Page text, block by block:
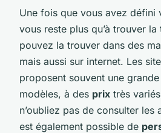
Une fois que vous avez défini
vous reste plus qu’à trouver
pouvez la trouver dans des
mais aussi sur internet. Les
proposent souvent une
modèles, à des prix très
n’oubliez pas de consulter les
est également possible de